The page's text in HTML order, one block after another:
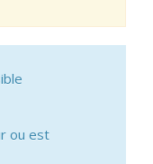
ou est